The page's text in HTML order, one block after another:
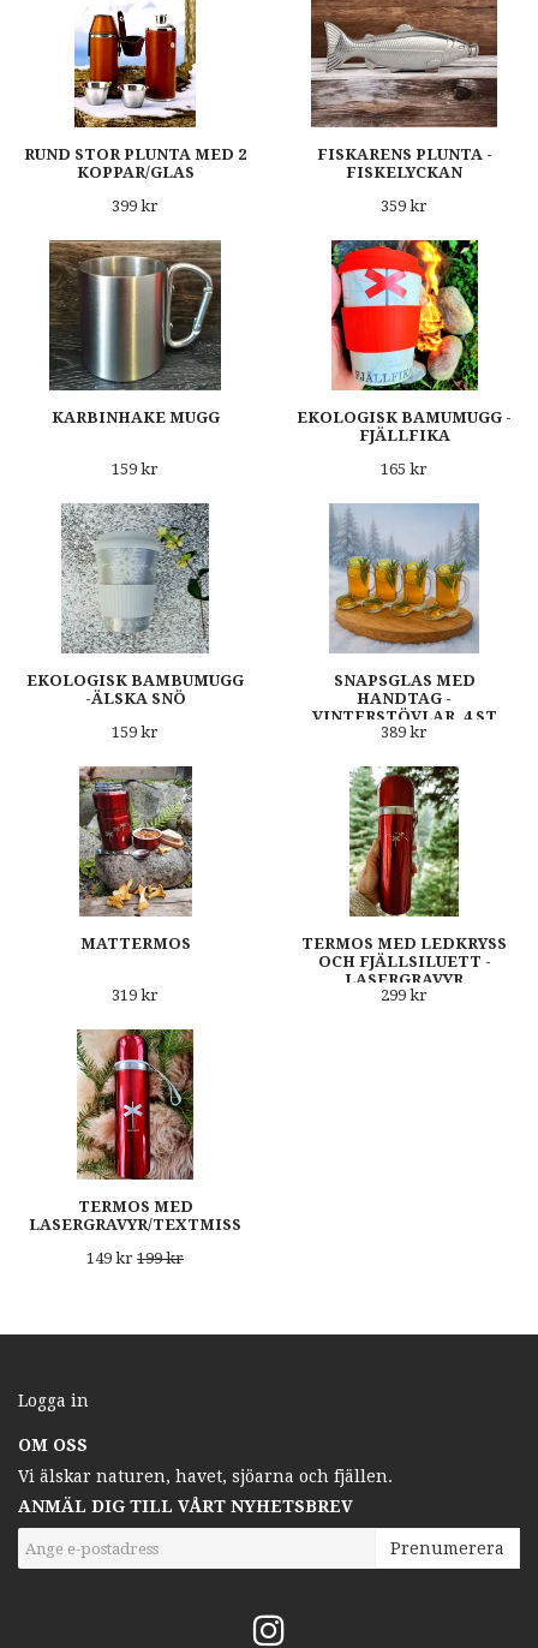
RUND STOR PLUNTA MED 2
KOPPAR/GLAS
399 kr
FISKARENS PLUNTA -
FISKELYCKAN
359 kr
KARBINHAKE MUGG
159 kr
EKOLOGISK BAMUMUGG -
FJÄLLFIKA
165 kr
EKOLOGISK BAMBUMUGG
-ÄLSKA SNÖ
159 kr
SNAPSGLAS MED
HANDTAG -
VINTERSTÖVLAR, 4 ST
389 kr
MATTERMOS
319 kr
TERMOS MED LEDKRYSS
OCH FJÄLLSILUETT -
LASERGRAVYR
299 kr
TERMOS MED
LASERGRAVYR/TEXTMISS
149 kr 199 kr
Logga in
OM OSS
Vi älskar naturen, havet, sjöarna och fjällen.
ANMÄL DIG TILL VÅRT NYHETSBREV
Prenumerera